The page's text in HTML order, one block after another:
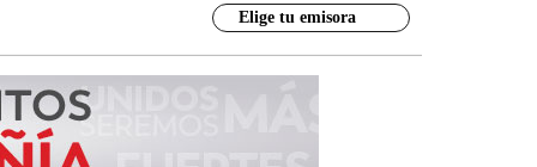
Elige tu emisora